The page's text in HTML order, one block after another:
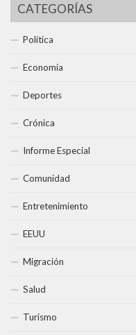
CATEGORÍAS
Política
Economía
Deportes
Crónica
Informe Especial
Comunidad
Entretenimiento
EEUU
Migración
Salud
Turismo